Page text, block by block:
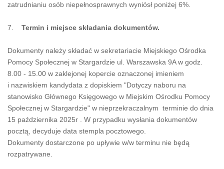
zatrudnianiu osób niepełnosprawnych wyniósł poniżej 6%.
7. Termin i miejsce składania dokumentów.
Dokumenty należy składać w sekretariacie Miejskiego Ośrodka
Pomocy Społecznej w Stargardzie ul. Warszawska 9A w godz.
8.00 - 15.00 w zaklejonej kopercie oznaczonej imieniem
i nazwiskiem kandydata z dopiskiem "Dotyczy naboru na
stanowisko Głównego Księgowego w Miejskim Ośrodku Pomocy
Społecznej w Stargardzie" w nieprzekraczalnym terminie do dnia
15 października 2025r . W przypadku wysłania dokumentów
pocztą, decyduje data stempla pocztowego.
Dokumenty dostarczone po upływie w/w terminu nie będą
rozpatrywane.